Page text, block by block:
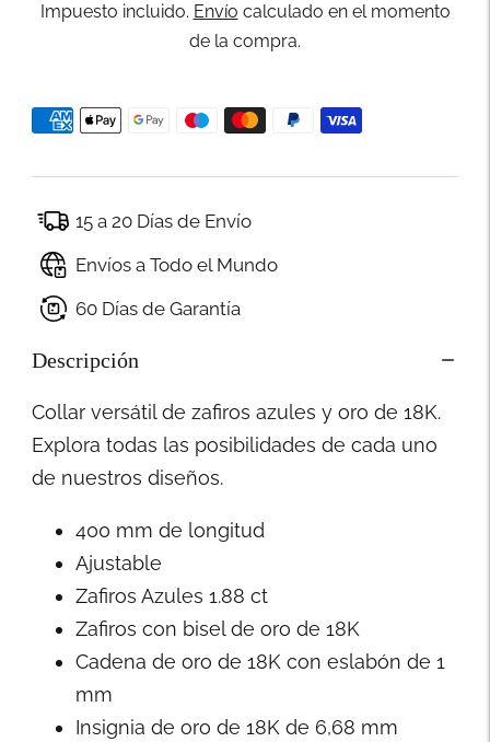
Impuesto incluido. Envío calculado en el momento
de la compra.
15 a 20 Días de Envío
Envíos a Todo el Mundo
60 Días de Garantía
Descripción
Collar versátil de zafiros azules y oro de 18K.
Explora todas las posibilidades de cada uno
de nuestros diseños.
400 mm de longitud
Ajustable
Zafiros Azules 1.88 ct
Zafiros con bisel de oro de 18K
Cadena de oro de 18K con eslabón de 1
mm
Insignia de oro de 18K de 6,68 mm